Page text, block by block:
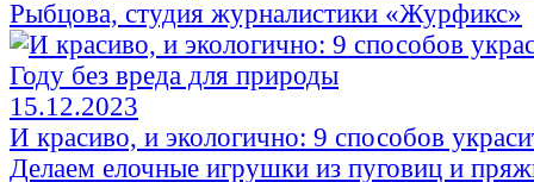
Рыбцова, студия журналистики «Журфикс»
15.12.2023
И красиво, и экологично: 9 способов
Делаем елочные игрушки из пуговиц и